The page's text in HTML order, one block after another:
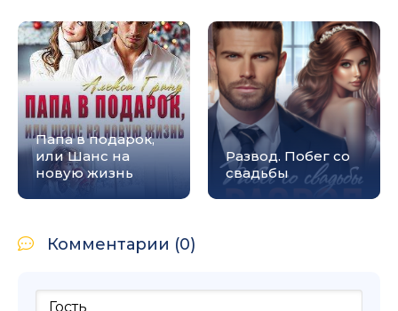
Папа в подарок,
или Шанс на
новую жизнь
Развод. Побег со
свадьбы
Комментарии (0)